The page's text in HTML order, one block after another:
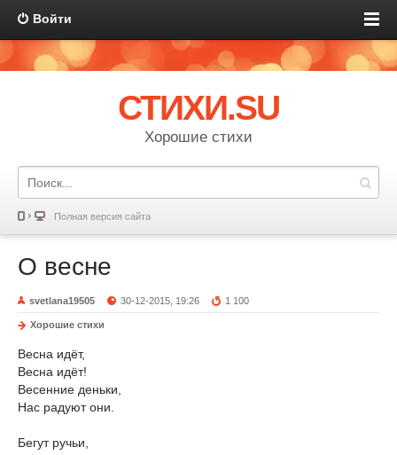
Войти
СТИХИ.SU
Хорошие стихи
Полная версия сайта
О весне
svetlana19505 30-12-2015, 19:26 1 100
Хорошие стихи
Весна идёт,
Весна идёт!
Весенние деньки,
Нас радуют они.
Бегут ручьи,